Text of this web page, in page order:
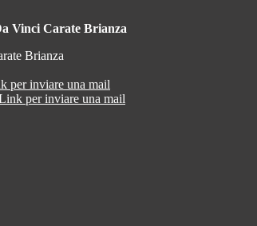
Vinci Carate Brianza
Brianza
per inviare una mail
per inviare una mail